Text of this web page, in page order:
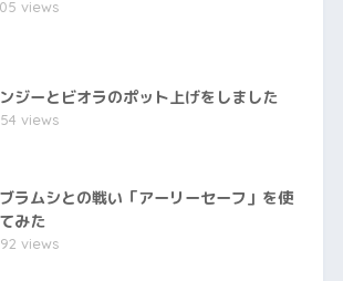
views
ジーとビオラのポット上げをしました
views
ラムシとの戦い「アーリーセーフ」を使
みた
views